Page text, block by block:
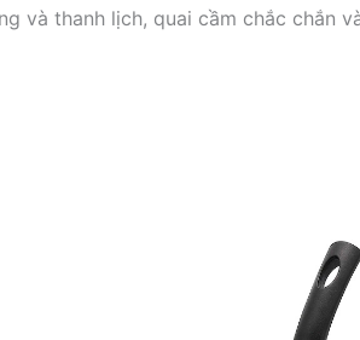
và thanh lịch, quai cầm chắc chắn